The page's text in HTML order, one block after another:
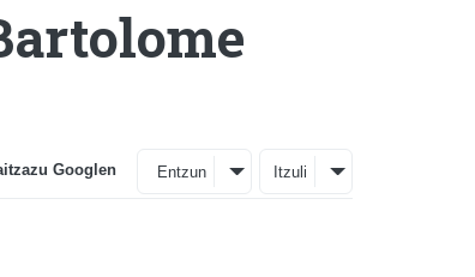
Googlen Entzun Itzuli